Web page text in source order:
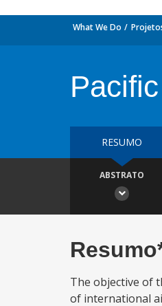
What We Do
RESUMO
ABSTRATO
The objective of
of international